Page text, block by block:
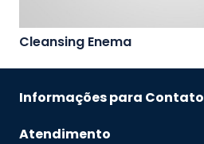
Cleansing Enema
Informações para Contato
Atendimento